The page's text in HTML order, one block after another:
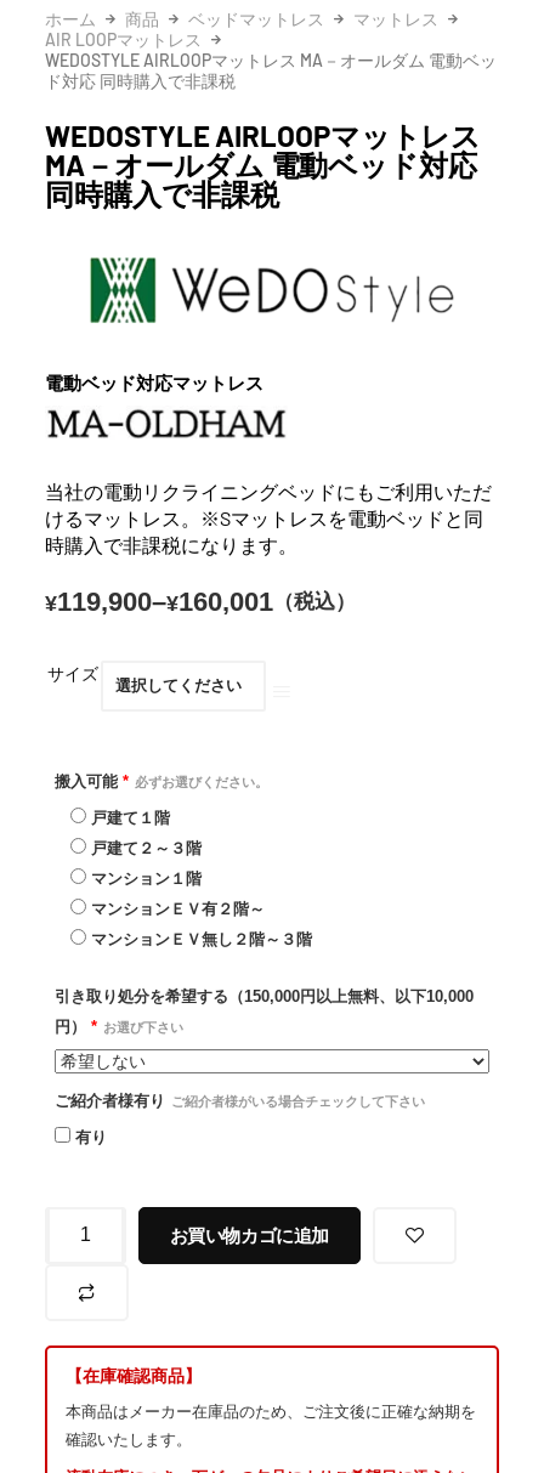
ホーム 商品 ベッドマットレス
マットレス
AIR LOOPマットレス
WEDOSTYLE AIRLOOPマットレス MA－オールダム 電動ベッ
ド対応 同時購入で非課税
WEDOSTYLE AIRLOOPマットレス
MA－オールダム 電動ベッド対応
同時購入で非課税
電動ベッド対応マットレス
当社の電動リクライニングベッドにもご利用いただ
けるマットレス。※Sマットレスを電動ベッドと同
時購入で非課税になります。
¥119,900–¥160,001 （税込）
サイズ
搬入可能 * 必ずお選びください。
戸建て１階
戸建て２～３階
マンション１階
マンションＥＶ有２階～
マンションＥＶ無し２階～３階
引き取り処分を希望する（150,000円以上無料、以下10,000
円）
* お選び下さい
ご紹介者様有り ご紹介者様がいる場合チェックして下さい
有り
お買い物カゴに追加
【在庫確認商品】
本商品はメーカー在庫品のため、ご注文後に正確な納期を
確認いたします。